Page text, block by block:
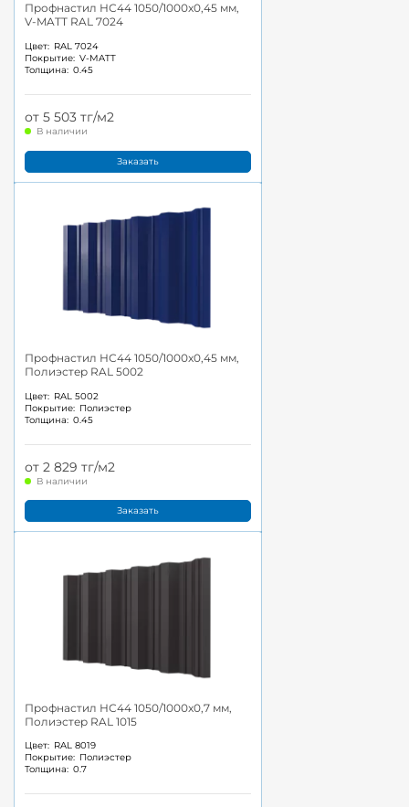
Профнастил НС44 1050/1000x0,45 мм,
V-MATT RAL 7024
Цвет: RAL 7024
Покрытие: V-MATT
Толщина: 0.45
от 5 503 тг/м2
В наличии
Заказать
Профнастил НС44 1050/1000x0,45 мм,
Полиэстер RAL 5002
Цвет: RAL 5002
Покрытие: Полиэстер
Толщина: 0.45
от 2 829 тг/м2
В наличии
Заказать
Профнастил НС44 1050/1000x0,7 мм,
Полиэстер RAL 1015
Цвет: RAL 8019
Покрытие: Полиэстер
Толщина: 0.7